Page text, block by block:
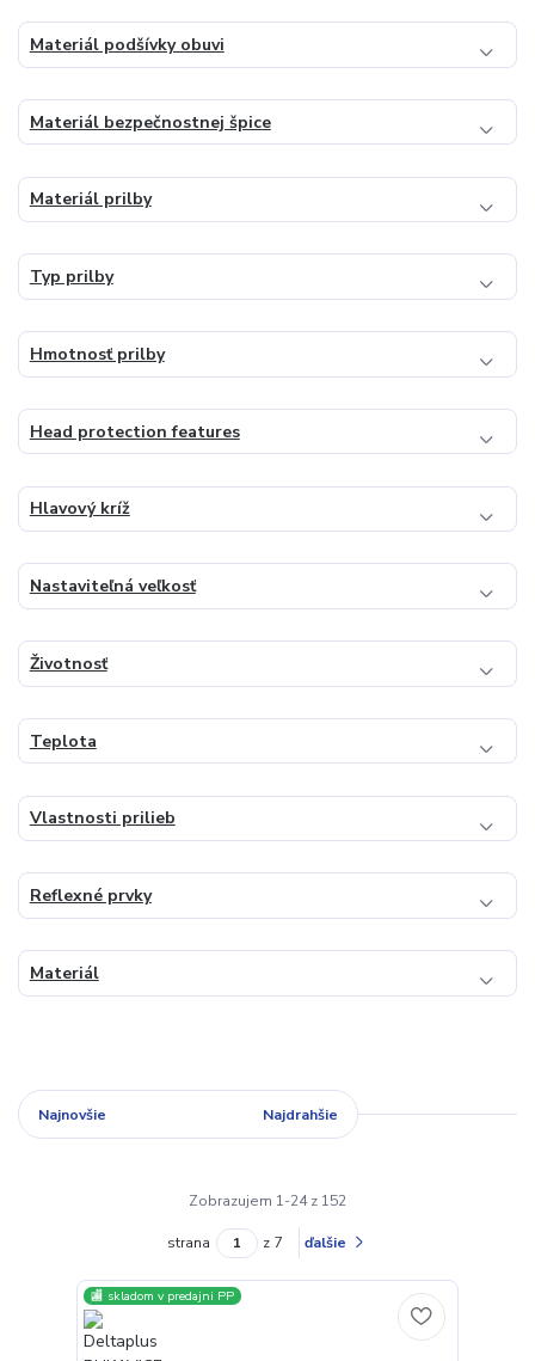
Materiál podšívky obuvi
Materiál bezpečnostnej špice
Materiál prilby
Typ prilby
Hmotnosť prilby
Head protection features
Hlavový kríž
Nastaviteľná veľkosť
Životnosť
Teplota
Vlastnosti prilieb
Reflexné prvky
Materiál
Najnovšie Najdrahšie
Zobrazujem 1-24 z 152
strana z 7 ďalšie
🏬 skladom v predajni PP